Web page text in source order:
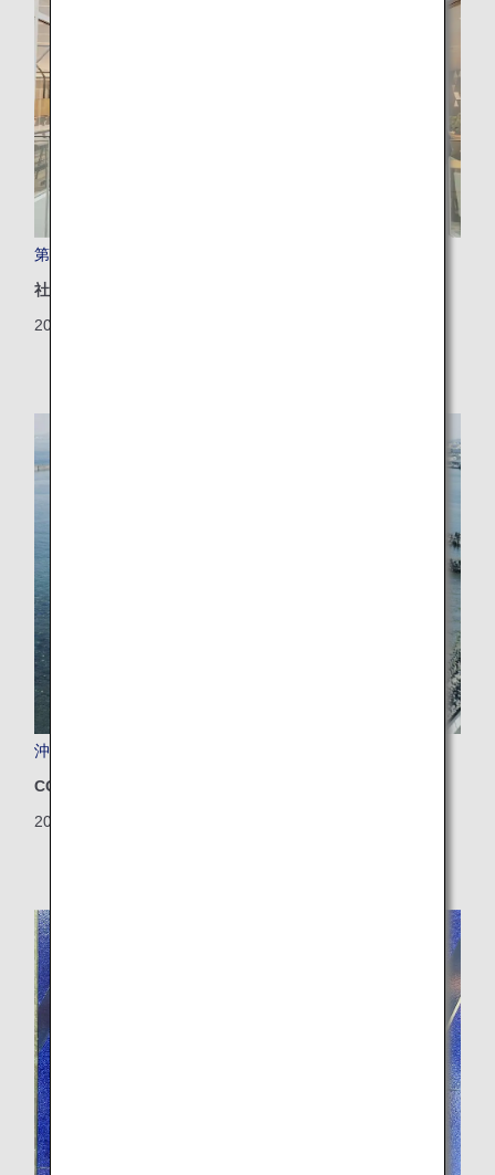
第4回 ANA Future Promise フォーラムを開催しました
社会地域
2025/04/21
沖縄県初！ドローンによる研究用血液輸送を実施
CO2排出量削減
2025/02/10